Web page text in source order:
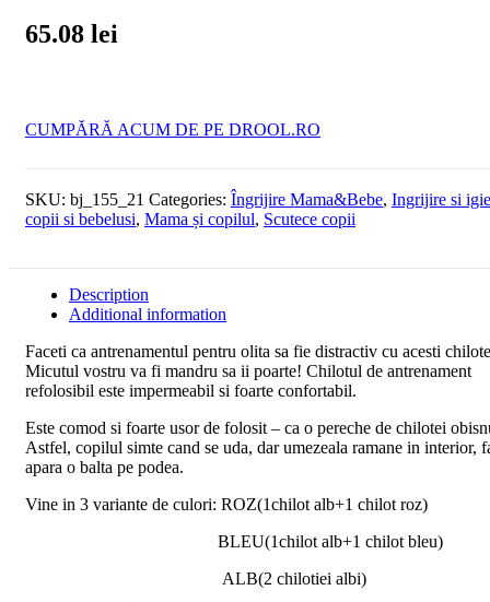
65.08 lei
CUMPĂRĂ ACUM DE PE DROOL.RO
SKU: bj_155_21 Categories: Îngrijire Mama&Bebe, Ingrijire si
copii si bebelusi, Mama și copilul, Scutece copii
Description
Additional information
Faceti ca antrenamentul pentru olita sa fie distractiv cu acesti
Micutul vostru va fi mandru sa ii poarte! Chilotul de antrenament
refolosibil este impermeabil si foarte confortabil.
Este comod si foarte usor de folosit – ca o pereche de chilotei
Astfel, copilul simte cand se uda, dar umezeala ramane in interior,
apara o balta pe podea.
Vine in 3 variante de culori: ROZ(1chilot alb+1 chilot roz)
BLEU(1chilot alb+1 chilot bleu)
ALB(2 chilotiei albi)